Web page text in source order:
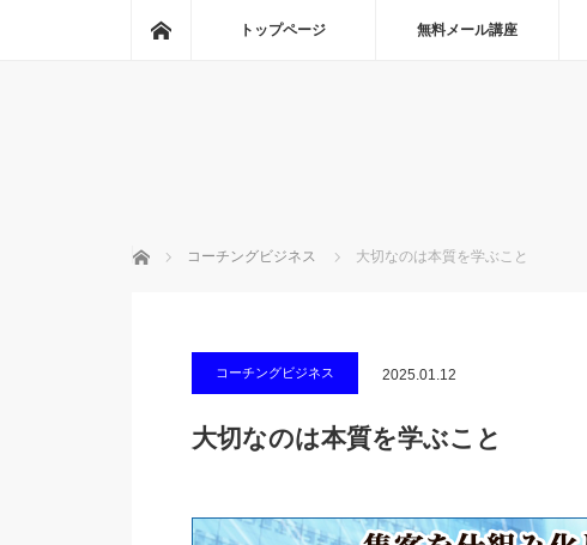
ホームトップページ 無料メール講座
ホーム コーチングビジネス 大切なのは本質を学ぶこと
コーチングビジネス 2025.01.12
大切なのは本質を学ぶこと